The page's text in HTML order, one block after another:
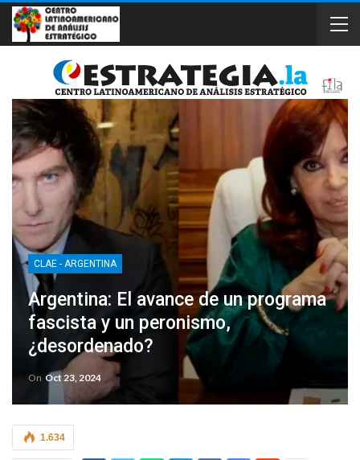
CLAE - ARGENTINA
Argentina: El avance de un programa
fascista y un peronismo,
¿desordenado?
On Oct 23, 2024
1.634